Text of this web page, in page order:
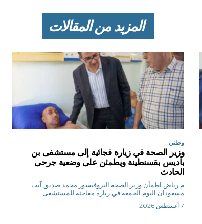
المزيد من المقالات
وطني
وزير الصحة في زيارة فجائية إلى مستشفى بن
باديس بقسنطينة ويطمئن على وضعية جرحى
الحادث
م.رياض اطمأن وزير الصحة البروفيسور محمد صديق آيت
مسعودان اليوم الجمعة في زيارة مفاجئة للمستشفى...
7 أغسطس 2026